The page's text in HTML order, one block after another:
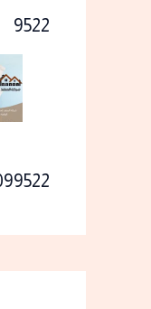
9522
099522/